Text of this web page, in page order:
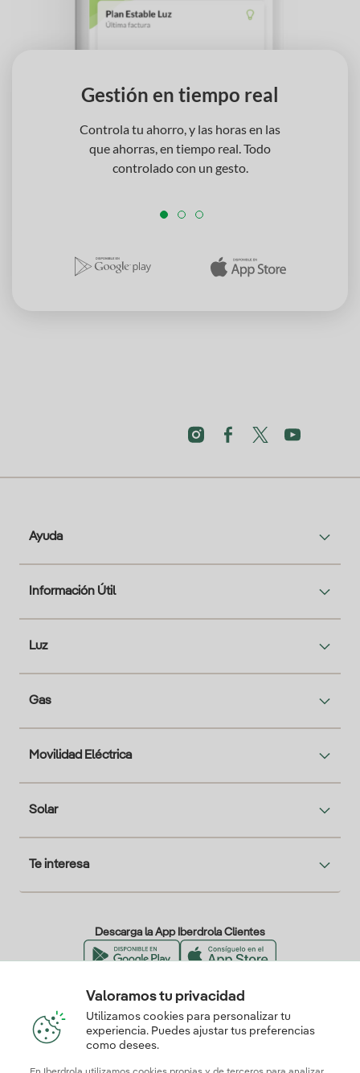
Gestión en tiempo real
Controla tu ahorro, y las horas en las
que ahorras, en tiempo real. Todo
controlado con un gesto.
Ayuda
Información Útil
Luz
Gas
Movilidad Eléctrica
Solar
Te interesa
Descarga la App Iberdrola Clientes
Nuestros certificados de confianza
Valoramos tu privacidad
Utilizamos cookies para personalizar tu
experiencia. Puedes ajustar tus preferencias
como desees.